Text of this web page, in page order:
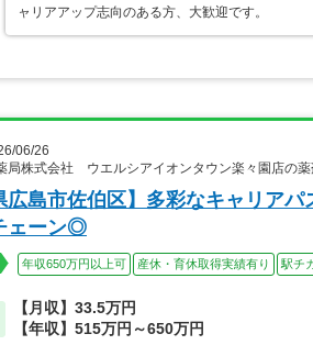
ャリアアップ志向のある方、大歓迎です。
06/26
局株式会社 ウエルシアイオンタウン楽々園店の薬
広島市佐伯区】多彩なキャリア
ェーン◎
年収650万円以上可 産休・育休取得実績有り 駅チ
【月収】33.5万円
【年収】515万円～650万円